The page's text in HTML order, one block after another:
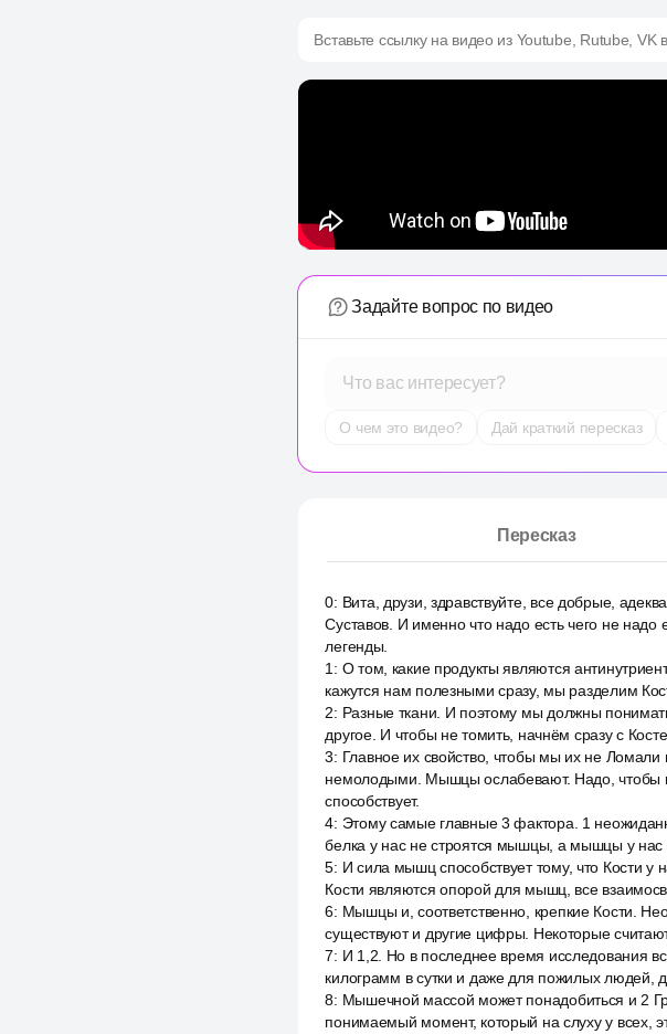
Вставьте ссылку на видео из Youtube, Rutube, VK
Задайте вопрос по видео
Что вас интересует?
О чем это видео? Дай краткий пересказ
Пересказ
0: Вита, друзи, здравствуйте, все добрые,
Суставов. И именно что надо есть чего не
легенды.
1 : О том, какие продукты являются
кажутся нам полезными сразу, мы разделим
2: Разные ткани. И поэтому мы должны
другое. И чтобы не томить, начнём сразу с
3: Главное их свойство, чтобы мы их не
немолодыми. Мышцы ослабевают. Надо, чтобы
способствует.
4: Этому самые главные 3 фактора. 1
белка у нас не строятся мышцы, а мышцы у нас
5: И сила мышц способствует тому, что Кости
Кости являются опорой для мышц, все
6: Мышцы и, соответственно, крепкие Кости.
существуют и другие цифры. Некоторые
7: И 1,2. Но в последнее время исследования
килограмм в сутки и даже для пожилых людей,
8: Мышечной массой может понадобиться и 2
понимаемый момент, который на слуху у всех,